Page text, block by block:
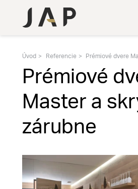
Úvod Referencie Prémiové dvere
Prémiové
Master a
zárubne